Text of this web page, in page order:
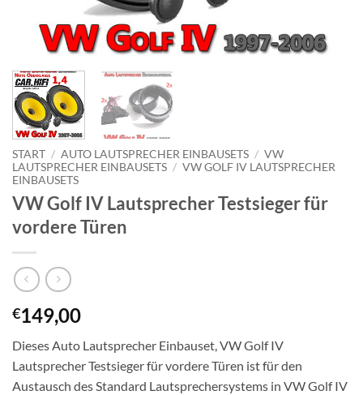
START / AUTO LAUTSPRECHER EINBAUSETS / VW
LAUTSPRECHER EINBAUSETS / VW GOLF IV LAUTSPRECHER
EINBAUSETS
VW Golf IV Lautsprecher Testsieger für
vordere Türen
€149,00
Dieses Auto Lautsprecher Einbauset, VW Golf IV
Lautsprecher Testsieger für vordere Türen ist für den
Austausch des Standard Lautsprechersystems in VW Golf IV